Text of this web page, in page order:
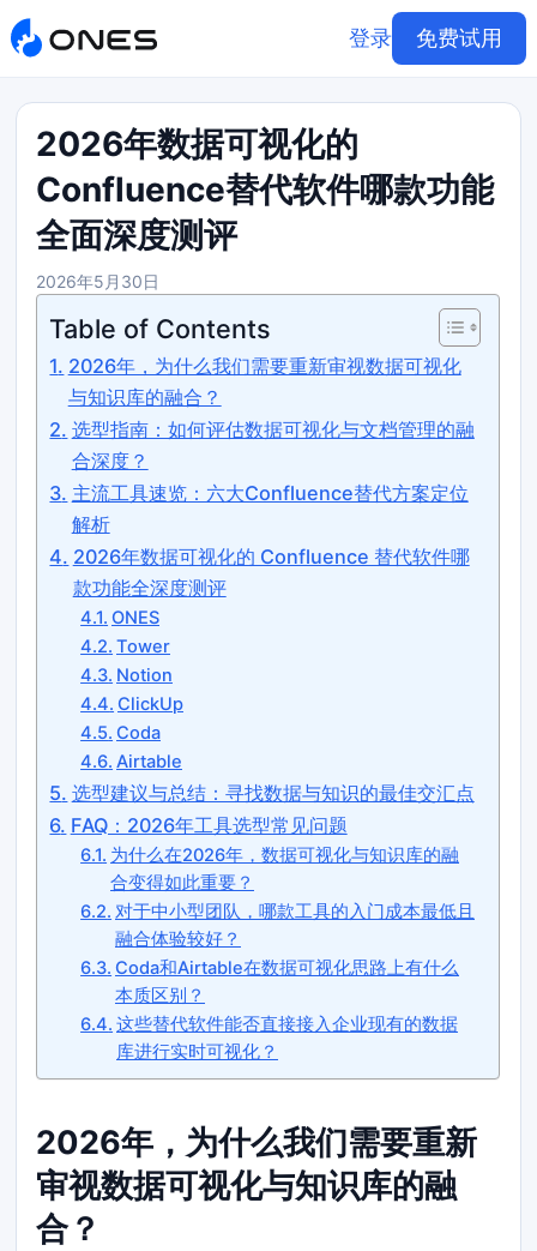
登录 免费试用
2026年数据可视化的
Confluence替代软件哪款功能
全面深度测评
2026年5月30日
Table of Contents
2026年，为什么我们需要重新审视数据可视化
与知识库的融合？
选型指南：如何评估数据可视化与文档管理的融
合深度？
主流工具速览：六大Confluence替代方案定位
解析
2026年数据可视化的 Confluence 替代软件哪
款功能全深度测评
ONES
Tower
Notion
ClickUp
Coda
Airtable
选型建议与总结：寻找数据与知识的最佳交汇点
FAQ：2026年工具选型常见问题
为什么在2026年，数据可视化与知识库的融
合变得如此重要？
对于中小型团队，哪款工具的入门成本最低且
融合体验较好？
Coda和Airtable在数据可视化思路上有什么
本质区别？
这些替代软件能否直接接入企业现有的数据
库进行实时可视化？
2026年，为什么我们需要重新
审视数据可视化与知识库的融
合？